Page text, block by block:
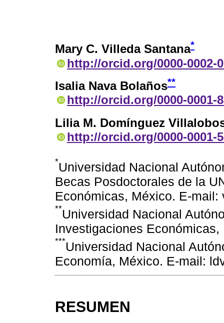
Mary C. Villeda Santana*
http://orcid.org/0000-0002-
Isalia Nava Bolaños**
http://orcid.org/0000-0001-
Lilia M. Domínguez
http://orcid.org/0000-0001-
*Universidad Nacional
Becas Posdoctorales de la
Económicas, México. E-
**Universidad Nacional
Investigaciones
***Universidad Nacional
Economía, México. E-mail:
RESUMEN